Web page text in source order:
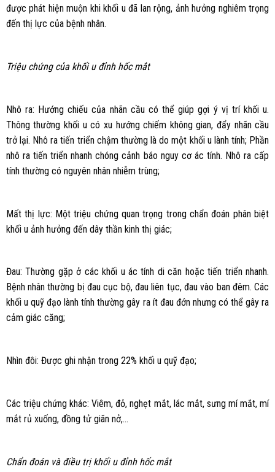
được phát hiện muộn khi khối u đã lan rộng, ảnh hưởng nghiêm trọng
đến thị lực của bệnh nhân.
Triệu chứng của khối u đỉnh hốc mắt
Nhô ra: Hướng chiếu của nhãn cầu có thể giúp gợi ý vị trí khối u.
Thông thường khối u có xu hướng chiếm không gian, đẩy nhãn cầu
trở lại. Nhô ra tiến triển chậm thường là do một khối u lành tính; Phần
nhô ra tiến triển nhanh chóng cảnh báo nguy cơ ác tính. Nhô ra cấp
tính thường có nguyên nhân nhiễm trùng;
Mất thị lực: Một triệu chứng quan trọng trong chẩn đoán phân biệt
khối u ảnh hưởng đến dây thần kinh thị giác;
Đau: Thường gặp ở các khối u ác tính di căn hoặc tiến triển nhanh.
Bệnh nhân thường bị đau cục bộ, đau liên tục, đau vào ban đêm. Các
khối u quỹ đạo lành tính thường gây ra ít đau đớn nhưng có thể gây ra
cảm giác căng;
Nhìn đôi: Được ghi nhận trong 22% khối u quỹ đạo;
Các triệu chứng khác: Viêm, đỏ, nghẹt mắt, lác mắt, sưng mí mắt, mí
mắt rủ xuống, đồng tử giãn nở,…
Chẩn đoán và điều trị khối u đỉnh hốc mắt